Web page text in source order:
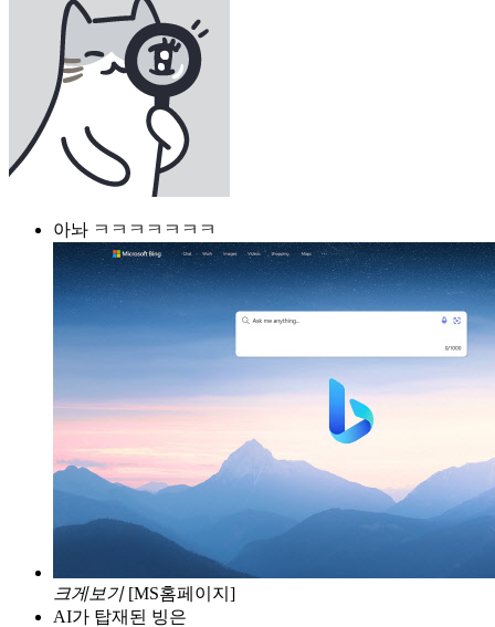
아놔 ㅋㅋㅋㅋㅋㅋㅋ
크게보기 [MS홈페이지]
AI가 탑재된 빙은